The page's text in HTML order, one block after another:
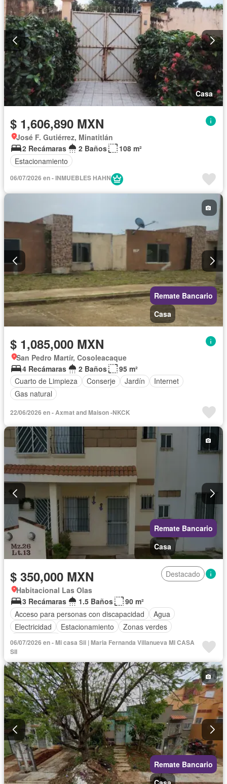
Casa
$ 1,606,890 MXN
José F. Gutiérrez, Minatitlán
2 Recámaras
2 Baños
108 m²
Estacionamiento
06/07/2026 en - INMUEBLES HAHN
Remate Bancario
Casa
$ 1,085,000 MXN
San Pedro Martír, Cosoleacaque
4 Recámaras
2 Baños
95 m²
Cuarto de Limpieza
Conserje Jardín
Internet
Gas natural
22/06/2026 en - Axmat and Maison -NKCK
Remate Bancario
Casa
$ 350,000 MXN
Destacado
Habitacional Las Olas
3 Recámaras
1.5 Baños
90 m²
Acceso para personas con discapacidad
Agua
Electricidad
Estacionamiento
Zonas verdes
Sin amueblar
06/07/2026 en - Mi casa Sii | Maria Fernanda Villanueva MI CASA
SII
Remate Bancario